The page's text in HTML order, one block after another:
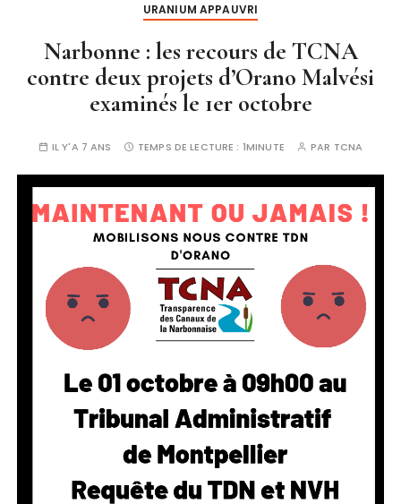
URANIUM APPAUVRI
Narbonne : les recours de TCNA
contre deux projets d’Orano Malvési
examinés le 1er octobre
IL Y'A 7 ANS TEMPS DE LECTURE : 1MINUTE PAR TCNA